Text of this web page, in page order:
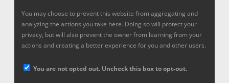
You may choose to prevent this website from aggregating and
analyzing the actions you take here. Doing so will protect your
privacy, but will also prevent the owner from learning from your
actions and creating a better experience for you and other users.
You are not opted out. Uncheck this box to opt-out.